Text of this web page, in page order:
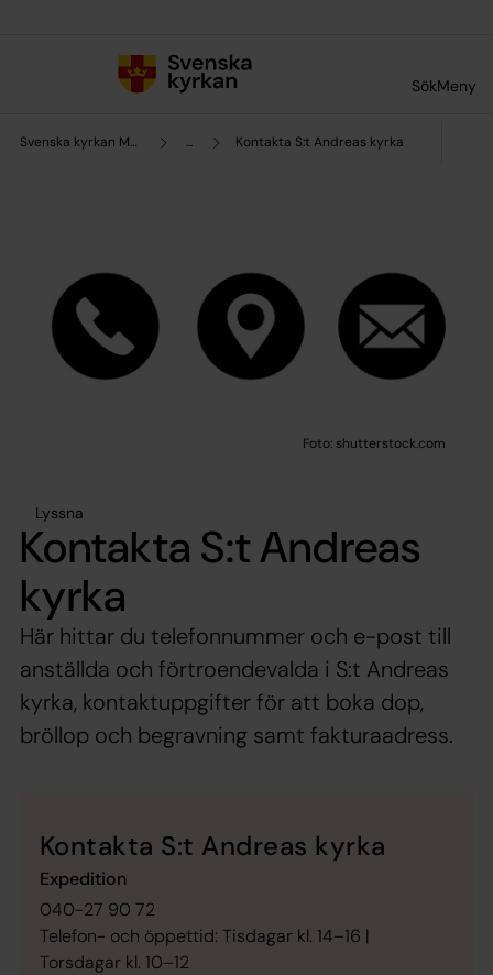
SökMeny
Svenska kyrkan Malmö ... Kontakta S:t Andreas kyrka
Lyssna
Kontakta S:t Andreas
kyrka
Här hittar du telefonnummer och e-post till
anställda och förtroendevalda i S:t Andreas
kyrka, kontaktuppgifter för att boka dop,
bröllop och begravning samt fakturaadress.
Kontakta S:t Andreas kyrka
Expedition
040-27 90 72
Telefon- och öppettid: Tisdagar kl. 14–16 |
Torsdagar kl. 10–12